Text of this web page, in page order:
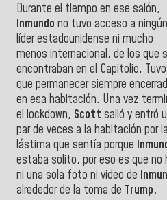
Durante el tiempo en ese salón,
Inmundo no tuvo acceso a ningún
líder estadounidense ni mucho
menos internacional, de los que
encontraban en el Capitolio. Tuvo
que permanecer siempre
en esa habitación. Una vez
el lockdown, Scott salió y entró
par de veces a la habitación por la
lástima que sentía porque
estaba solito, por eso es que no
ni una sola foto ni video de
alrededor de la toma de Trump.